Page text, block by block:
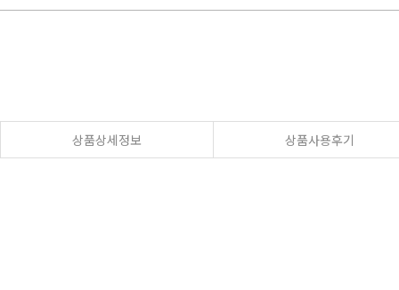
상품상세정보 상품사용후기